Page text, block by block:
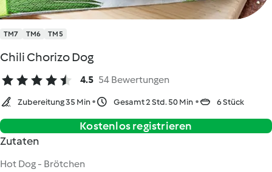
TM7 TM6 TM5
Chili Chorizo Dog
4.5 54 Bewertungen
Zubereitung 35 Min Gesamt 2 Std. 50 Min 6 Stück
Kostenlos registrieren
Zutaten
Hot Dog - Brötchen